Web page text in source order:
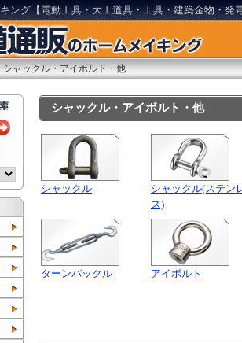
ング【電動工具・大工道具・工具・建築金物・発
シャックル・アイボルト・他
シャックル・アイボルト・他
シャックル
シャックル(ステン
ス)
ターンバックル アイボルト